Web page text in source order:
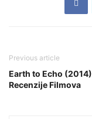
Previous article
Earth to Echo (2014)
Recenzije Filmova